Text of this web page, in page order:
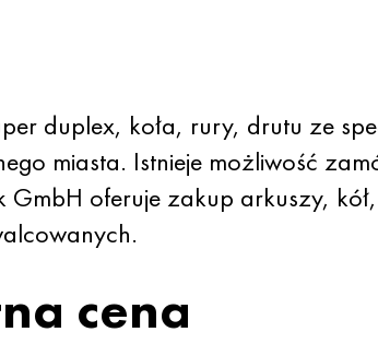
duplex, koła, rury, drutu ze
miasta. Istnieje możliwość
GmbH oferuje zakup arkuszy,
cena